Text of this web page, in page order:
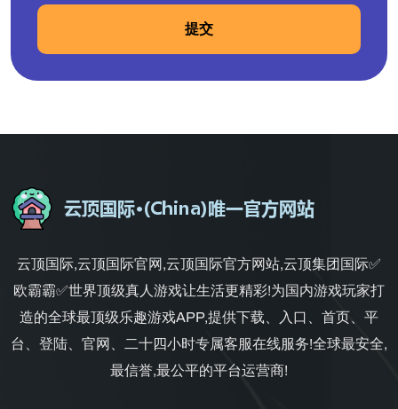
提交
云顶国际,云顶国际官网,云顶国际官方网站,云顶集团国际✅
欧霸霸✅世界顶级真人游戏让生活更精彩!为国内游戏玩家打
造的全球最顶级乐趣游戏APP,提供下载、入口、首页、平
台、登陆、官网、二十四小时专属客服在线服务!全球最安全,
最信誉,最公平的平台运营商!